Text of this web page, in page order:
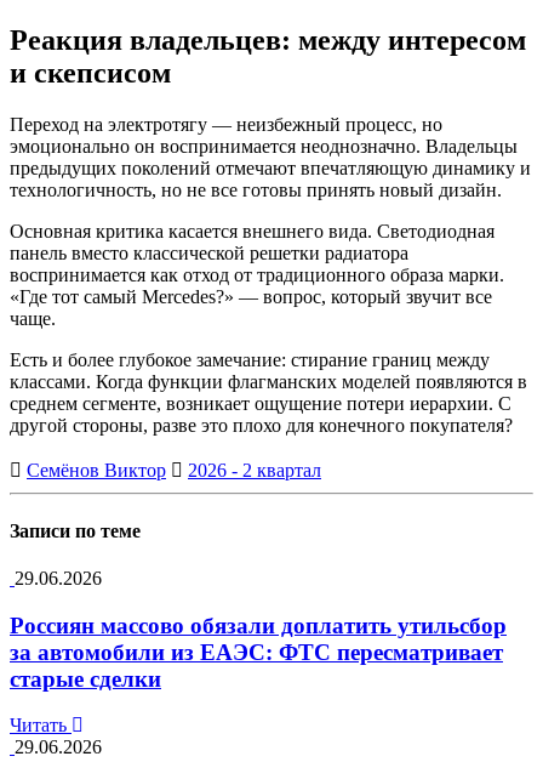
Реакция владельцев: между интересом
и скепсисом
Переход на электротягу — неизбежный процесс, но
эмоционально он воспринимается неоднозначно. Владельцы
предыдущих поколений отмечают впечатляющую динамику и
технологичность, но не все готовы принять новый дизайн.
Основная критика касается внешнего вида. Светодиодная
панель вместо классической решетки радиатора
воспринимается как отход от традиционного образа марки.
«Где тот самый Mercedes?» — вопрос, который звучит все
чаще.
Есть и более глубокое замечание: стирание границ между
классами. Когда функции флагманских моделей появляются в
среднем сегменте, возникает ощущение потери иерархии. С
другой стороны, разве это плохо для конечного покупателя?
Семёнов Виктор 2026 - 2 квартал
Записи по теме
29.06.2026
Россиян массово обязали доплатить утильсбор
за автомобили из ЕАЭС: ФТС пересматривает
старые сделки
Читать
29.06.2026